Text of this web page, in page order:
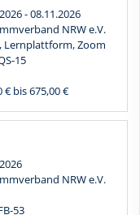
- 08.11.2026
NRW e.V.
Lernplattform, Zoom
15
€ bis 675,00 €
NRW e.V.
53